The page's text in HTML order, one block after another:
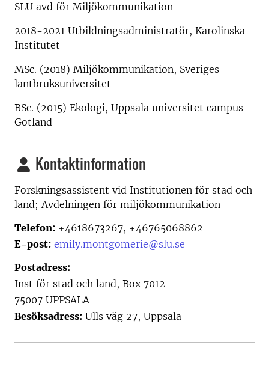
SLU avd för Miljökommunikation
2018-2021 Utbildningsadministratör, Karolinska
Institutet
MSc. (2018) Miljökommunikation, Sveriges
lantbruksuniversitet
BSc. (2015) Ekologi, Uppsala universitet campus
Gotland
Kontaktinformation
Forskningsassistent vid Institutionen för stad och
land; Avdelningen för miljökommunikation
Telefon: +4618673267, +46765068862
E-post: emily.montgomerie@slu.se
Postadress:
Inst för stad och land, Box 7012
75007 UPPSALA
Besöksadress: Ulls väg 27, Uppsala